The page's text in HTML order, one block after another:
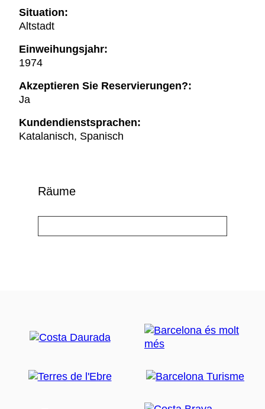
Situation:
Altstadt
Einweihungsjahr:
1974
Akzeptieren Sie Reservierungen?:
Ja
Kundendienstsprachen:
Katalanisch, Spanisch
Räume